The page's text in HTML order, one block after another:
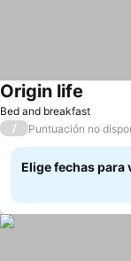
Bed and breakfast
Origin life
/ Puntuación no
Elige fechas para